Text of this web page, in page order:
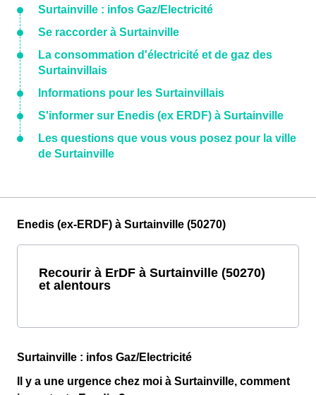
Surtainville : infos Gaz/Electricité
Se raccorder à Surtainville
La consommation d'électricité et de gaz des
Surtainvillais
Informations pour les Surtainvillais
S'informer sur Enedis (ex ERDF) à Surtainville
Les questions que vous vous posez pour la ville
de Surtainville
Enedis (ex-ERDF) à Surtainville (50270)
Recourir à ErDF à Surtainville (50270)
et alentours
Surtainville : infos Gaz/Electricité
Il y a une urgence chez moi à Surtainville, comment